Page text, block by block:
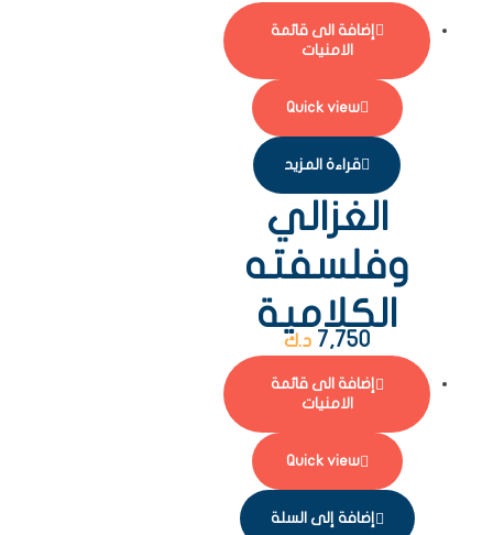
إضافة الى قائمة
الامنيات
Quick view
قراءة المزيد
الغزالي
وفلسفته
الكلامية
7,750 د.ك
إضافة الى قائمة
الامنيات
Quick view
إضافة إلى السلة